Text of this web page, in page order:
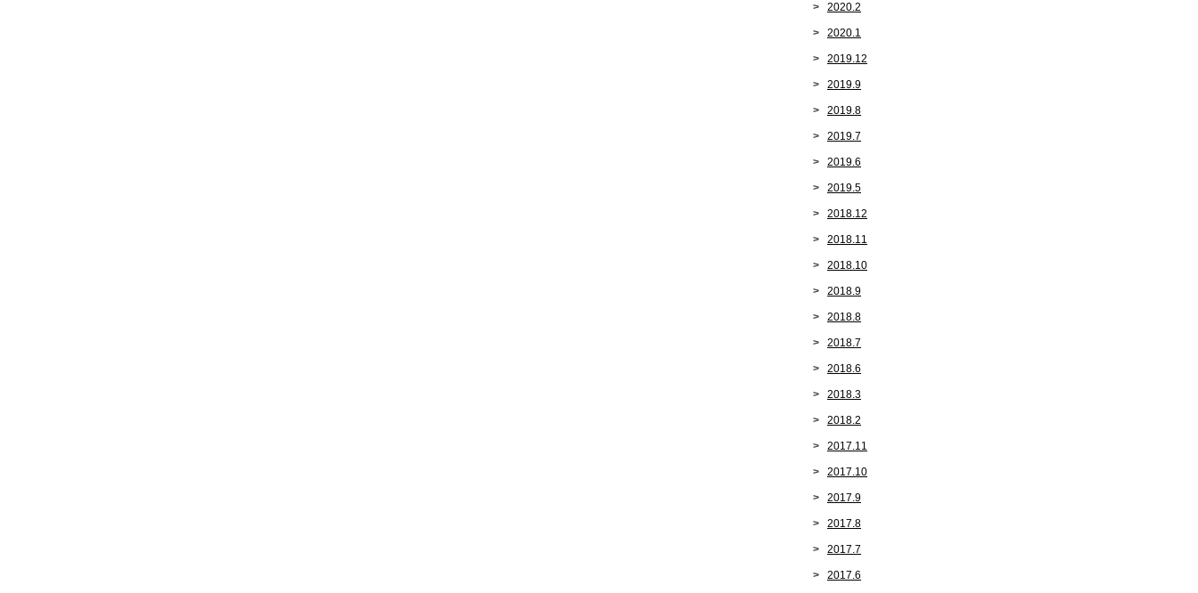
2020.2
2020.1
2019.12
2019.9
2019.8
2019.7
2019.6
2019.5
2018.12
2018.11
2018.10
2018.9
2018.8
2018.7
2018.6
2018.3
2018.2
2017.11
2017.10
2017.9
2017.8
2017.7
2017.6